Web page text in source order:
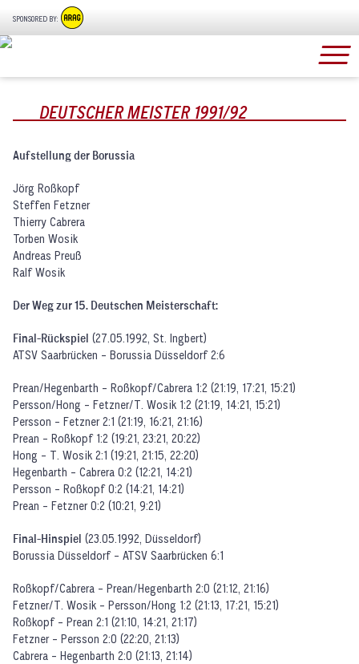
SPONSORED BY:
DEUTSCHER MEISTER 1991/92
Aufstellung der Borussia
Jörg Roßkopf
Steffen Fetzner
Thierry Cabrera
Torben Wosik
Andreas Preuß
Ralf Wosik
Der Weg zur 15. Deutschen Meisterschaft:
Final-Rückspiel (27.05.1992, St. Ingbert)
ATSV Saarbrücken - Borussia Düsseldorf 2:6
Prean/Hegenbarth - Roßkopf/Cabrera 1:2 (21:19, 17:21, 15:21)
Persson/Hong - Fetzner/T. Wosik 1:2 (21:19, 14:21, 15:21)
Persson - Fetzner 2:1 (21:19, 16:21, 21:16)
Prean - Roßkopf 1:2 (19:21, 23:21, 20:22)
Hong - T. Wosik 2:1 (19:21, 21:15, 22:20)
Hegenbarth - Cabrera 0:2 (12:21, 14:21)
Persson - Roßkopf 0:2 (14:21, 14:21)
Prean - Fetzner 0:2 (10:21, 9:21)
Final-Hinspiel (23.05.1992, Düsseldorf)
Borussia Düsseldorf - ATSV Saarbrücken 6:1
Roßkopf/Cabrera - Prean/Hegenbarth 2:0 (21:12, 21:16)
Fetzner/T. Wosik - Persson/Hong 1:2 (21:13, 17:21, 15:21)
Roßkopf - Prean 2:1 (21:10, 14:21, 21:17)
Fetzner - Persson 2:0 (22:20, 21:13)
Cabrera - Hegenbarth 2:0 (21:13, 21:14)